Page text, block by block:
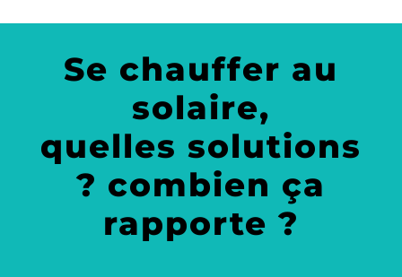
Se chauffer au
solaire,
quelles solutions
? combien ça
rapporte ?